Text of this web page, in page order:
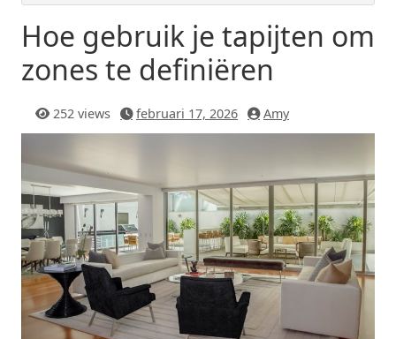
Hoe gebruik je tapijten om
zones te definiëren
252 views februari 17, 2026 Amy